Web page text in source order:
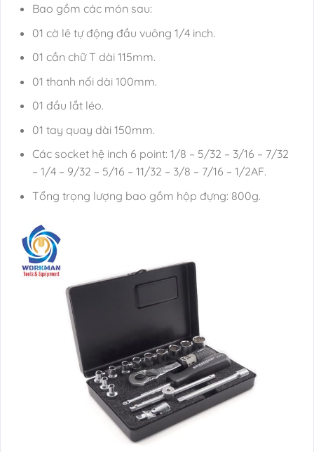
Bao gồm các món sau:
01 cờ lê tự động đầu vuông 1/4 inch.
01 cần chữ T dài 115mm.
01 thanh nối dài 100mm.
01 đầu lắt léo.
01 tay quay dài 150mm.
Các socket hệ inch 6 point: 1/8 – 5/32 – 3/16 – 7/32
– 1/4 – 9/32 – 5/16 – 11/32 – 3/8 – 7/16 – 1/2AF.
Tổng trọng lượng bao gồm hộp đựng: 800g.